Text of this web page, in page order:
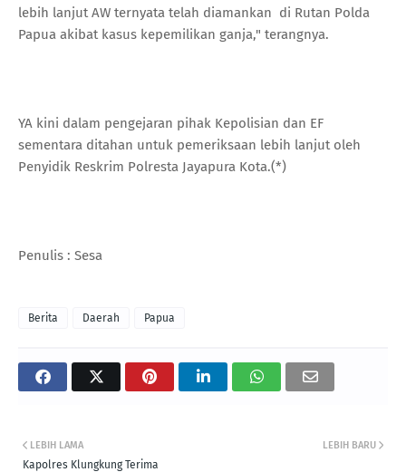
lebih lanjut AW ternyata telah diamankan di Rutan Polda
Papua akibat kasus kepemilikan ganja," terangnya.
YA kini dalam pengejaran pihak Kepolisian dan EF
sementara ditahan untuk pemeriksaan lebih lanjut oleh
Penyidik Reskrim Polresta Jayapura Kota.(*)
Penulis : Sesa
Berita Daerah Papua
LEBIH BARU
LEBIH LAMA
Kapolres Klungkung Terima